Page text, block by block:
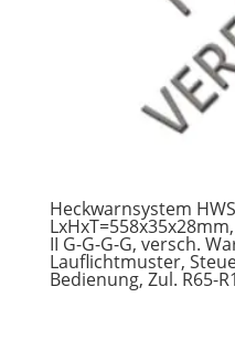
Heckwarnsystem
II G-G-G-G, versch.
Lauflichtmuster,
Bedienung, Zul. R65-